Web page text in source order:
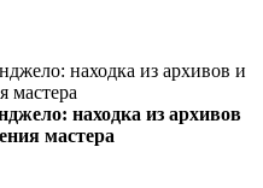
находка из архивов
мастера